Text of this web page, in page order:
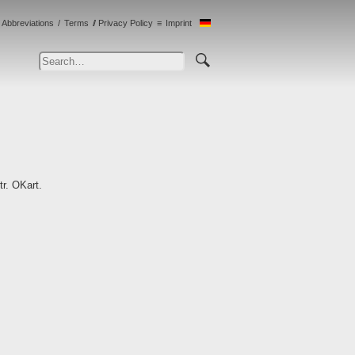
Abbreviations Terms Privacy Policy Imprint
OKart.